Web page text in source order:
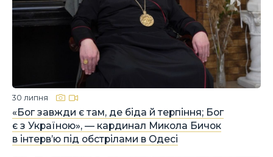
«Бог завжди є там, де біда й терпіння; Бог
є з Україною», — кардинал Микола Бичок
в інтерв’ю під обстрілами в Одесі
30 липня